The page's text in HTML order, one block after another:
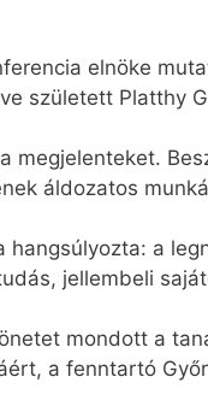
elnöke
született Platthy
megjelenteket.
áldozatos
a
jellembeli
mondott a
a fenntartó